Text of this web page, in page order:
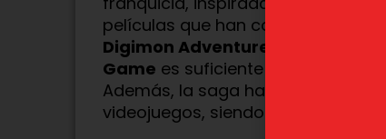
películas que han conquistado a
Digimon Adventure
Game es suficiente para que
Además, la saga ha tenido un
videojuegos, siendo el más